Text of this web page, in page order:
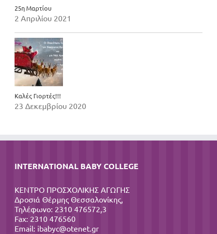
25η Μαρτίου
2 Απριλίου 2021
Καλές Γιορτές!!!
23 Δεκεμβρίου 2020
INTERNATIONAL BABY COLLEGE
ΚΕΝΤΡΟ ΠΡΟΣΧΟΛΙΚΗΣ ΑΓΩΓΗΣ
Δροσιά Θέρμης Θεσσαλονίκης,
Τηλέφωνο: 2310 476572,3
Fax: 2310 476560
Email: ibabyc@otenet.gr